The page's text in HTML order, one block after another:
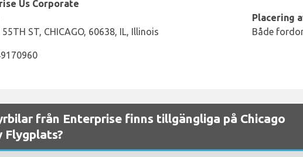
Us Corporate
ST, CHICAGO, 60638, IL, Illinois
Placering
Både
från Enterprise finns tillgängliga på Chicago
Flygplats?